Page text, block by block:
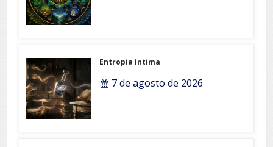
Entropia íntima
7 de agosto de 2026